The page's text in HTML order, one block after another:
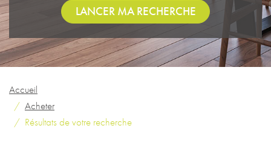
LANCER MA RECHERCHE
Accueil
Acheter
Résultats de votre recherche